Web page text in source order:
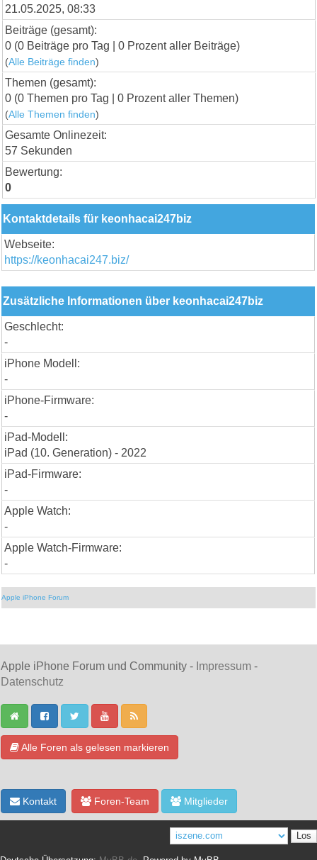
21.05.2025, 08:33
Beiträge (gesamt):
0 (0 Beiträge pro Tag | 0 Prozent aller Beiträge)
(Alle Beiträge finden)
Themen (gesamt):
0 (0 Themen pro Tag | 0 Prozent aller Themen)
(Alle Themen finden)
Gesamte Onlinezeit:
57 Sekunden
Bewertung:
0
Kontaktdetails für keonhacai247biz
Webseite:
https://keonhacai247.biz/
Zusätzliche Informationen über keonhacai247biz
Geschlecht:
-
iPhone Modell:
-
iPhone-Firmware:
-
iPad-Modell:
iPad (10. Generation) - 2022
iPad-Firmware:
-
Apple Watch:
-
Apple Watch-Firmware:
-
Apple iPhone Forum
Apple iPhone Forum und Community - Impressum -
Datenschutz
Alle Foren als gelesen markieren
Kontakt Foren-Team Mitglieder